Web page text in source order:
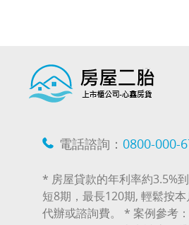
電話諮詢： 0800-000-
* 房屋貸款的年利率約3.5%
短8期，最長120期, 輕鬆按
代辦或諮詢費。 * 案例參考